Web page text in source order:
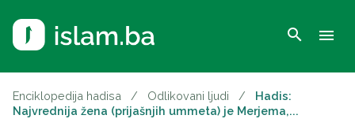
search menu
Enciklopedija hadisa / Odlikovani ljudi /
Hadis:
Najvrednija žena (prijašnjih ummeta) je Merjema,...